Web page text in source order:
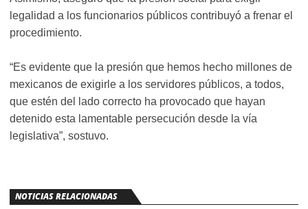
legalidad a los funcionarios públicos contribuyó a frenar el
procedimiento.
“Es evidente que la presión que hemos hecho millones de
mexicanos de exigirle a los servidores públicos, a todos,
que estén del lado correcto ha provocado que hayan
detenido esta lamentable persecución desde la vía
legislativa”, sostuvo.
NOTICIAS RELACIONADAS